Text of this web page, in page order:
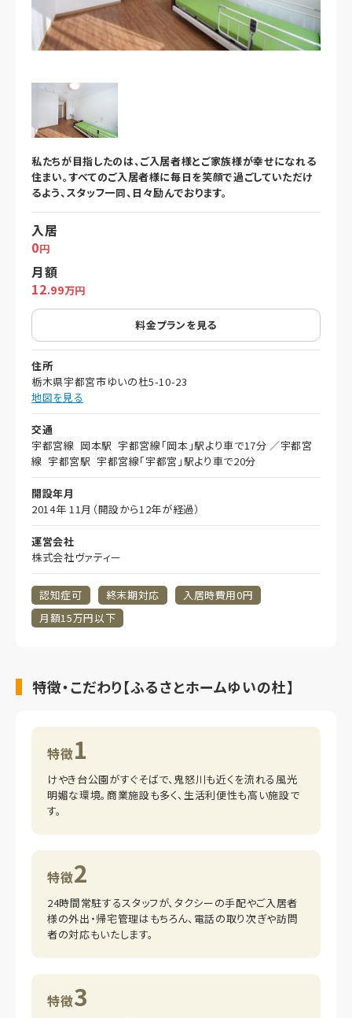
私たちが目指したのは、ご入居者様とご家族様が幸せになれる
住まい。すべてのご入居者様に毎日を笑顔で過ごしていただけ
るよう、スタッフ一同、日々励んでおります。
入居
0円
月額
12.99万円
料金プランを見る
住所
栃木県宇都宮市ゆいの杜5-10-23
地図を見る
交通
宇都宮線 岡本駅 宇都宮線「岡本」駅より車で17分 ／宇都宮
線 宇都宮駅 宇都宮線「宇都宮」駅より車で20分
開設年月
2014年 11月（開設から12年が経過）
運営会社
株式会社ヴァティー
認知症可 終末期対応
入居時費用0円
月額15万円以下
特徴・こだわり【ふるさとホームゆいの杜】
特徴1
けやき台公園がすぐそばで、鬼怒川も近くを流れる風光
明媚な環境。商業施設も多く、生活利便性も高い施設で
す。
特徴2
24時間常駐するスタッフが、タクシーの手配やご入居者
様の外出・帰宅管理はもちろん、電話の取り次ぎや訪問
者の対応もいたします。
特徴3